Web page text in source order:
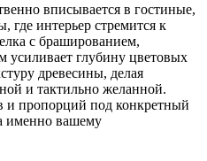
вписывается в гостиные,
где интерьер стремится к
с брашированием,
усиливает глубину цветовых
древесины, делая
и тактильно желанной.
и пропорций под конкретный
именно вашему